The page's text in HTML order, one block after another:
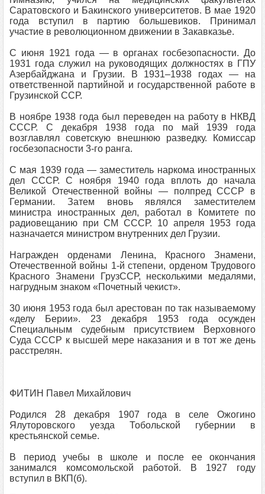
Саратовского и Бакинского университетов. В мае 1920
года вступил в партию большевиков. Принимал
участие в революционном движении в Закавказье.
С июня 1921 года — в органах госбезопасности. До
1931 года служил на руководящих должностях в ГПУ
Азербайджана и Грузии. В 1931–1938 годах — на
ответственной партийной и государственной работе в
Грузинской ССР.
В ноябре 1938 года был переведен на работу в НКВД
СССР. С декабря 1938 года по май 1939 года
возглавлял советскую внешнюю разведку. Комиссар
госбезопасности 3-го ранга.
С мая 1939 года — заместитель наркома иностранных
дел СССР. С ноября 1940 года вплоть до начала
Великой Отечественной войны — полпред СССР в
Германии. Затем вновь являлся заместителем
министpa иностранных дел, работал в Комитете по
радиовещанию при СМ СССР. 10 апреля 1953 года
назначается министром внутренних дел Грузии.
Награжден орденами Ленина, Красного Знамени,
Отечественной войны 1-й степени, орденом Трудового
Красного Знамени ГрузССР, несколькими медалями,
нагрудным знаком «Почетный чекист».
30 июня 1953 года был арестован по так называемому
«делу Берии». 23 декабря 1953 года осужден
Специальным судебным присутствием Верховного
Суда СССР к высшей мере наказания и в тот же день
расстрелян.
ФИТИН Павел Михайлович
Родился 28 декабря 1907 года в селе Ожогино
Ялуторовского уезда Тобольской губернии в
крестьянской семье.
В период учебы в школе и после ее окончания
занимался комсомольской работой. В 1927 году
вступил в ВКП(б).